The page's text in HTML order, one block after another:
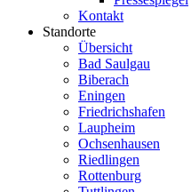
Kontakt
Standorte
Übersicht
Bad Saulgau
Biberach
Eningen
Friedrichshafen
Laupheim
Ochsenhausen
Riedlingen
Rottenburg